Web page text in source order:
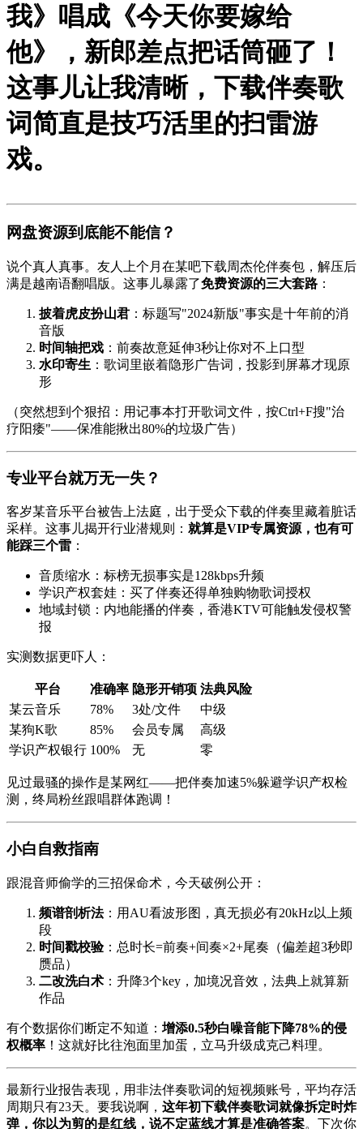
我》唱成《今天你要嫁给
他》，新郎差点把话筒砸了！
这事儿让我清晰， 下载伴奏歌
词简直是技巧活里的扫雷游
戏。
网盘资源到底能不能信？
说个真人真事。友人上个月在某吧下载周杰伦伴奏包，解压后
满是越南语翻唱版。这事儿暴露了免费资源的三大套路 ：
披着虎皮扮山君 ：标题写"2024新版"事实是十年前的消
音版
时间轴把戏 ：前奏故意延伸3秒让你对不上口型
水印寄生 ：歌词里嵌着隐形广告词，投影到屏幕才现原
形
（突然想到个狠招：用记事本打开歌词文件，按Ctrl+F搜"治
疗阳痿"——保准能揪出80%的垃圾广告）
专业平台就万无一失？
客岁某音乐平台被告上法庭，出于受众下载的伴奏里藏着脏话
采样。这事儿揭开行业潜规则： 就算是VIP专属资源，也有可
能踩三个雷 ：
音质缩水：标榜无损事实是128kbps升频
学识产权套娃：买了伴奏还得单独购物歌词授权
地域封锁：内地能播的伴奏，香港KTV可能触发侵权警
报
实测数据更吓人：
平台 准确率 隐形开销项 法典风险
某云音乐
78% 3处/文件
中级
某狗K歌
85% 会员专属
高级
学识产权银行 100% 无 零
见过最骚的操作是某网红——把伴奏加速5%躲避学识产权检
测，终局粉丝跟唱群体跑调！
小白自救指南
跟混音师偷学的三招保命术，今天破例公开：
频谱剖析法：用AU看波形图，真无损必有20kHz以上频
段
时间戳校验：总时长=前奏+间奏×2+尾奏（偏差超3秒即
赝品）
二改洗白术 ：升降3个key，加境况音效，法典上就算新
作品
有个数据你们断定不知道： 增添0.5秒白噪音能下降78%的侵
权概率 ！这就好比往泡面里加蛋，立马升级成克己料理。
最新行业报告表现，用非法伴奏歌词的短视频账号，平均存活
周期只有23天。要我说啊， 这年初下载伴奏歌词就像拆定时炸
弹，你以为剪的是红线，说不定蓝线才算是准确答案。下次你